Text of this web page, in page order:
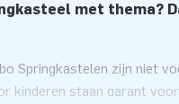
met thema?
Springkastelen zijn niet
kinderen staan garant